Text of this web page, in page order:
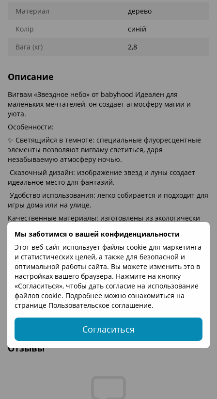
Мы заботимся о вашей конфиденциальности
Этот веб-сайт использует файлы cookie для маркетинга
и статистических целей, а также для безопасной и
оптимальной работы сайта. Вы можете изменить это в
настройках вашего браузера. Нажмите на кнопку
«Согласиться», чтобы дать согласие на использование
файлов cookie. Подробнее можно ознакомиться на
странице Пользовательское соглашение.
Согласиться
Материал
дерево
Колір
синій
Вага (кг)
2,8
Описание
Вигвам «Звездное небо» от babyhood Идеален для
маленьких мечтателей, он создает атмосферу магии и
уюта.
Особенности:
✨ Светящийся в темноте: специальные флуоресцентные
элементы позволяют вигваму светиться, даря
незабываемую атмосферу ночью.
Сказочный дизайн: изображение звезд и луны создает
идеальное место для фантазий.
Удобство использования: легко собирается и подходит для
игры дома или на улице.
Качественные материалы: изготовлены из экологически
• Развивает воображение: ребенок может создавать
собственный сказочный мир под звездным небом.
• Идеально для вечерних игр: создает спокойную
атмосферу для сказок перед сном.
• Прекрасный подарок для праздника или просто для
создания особой атмосферы в детской комнате.
Размер: 110х162см
Отзывы